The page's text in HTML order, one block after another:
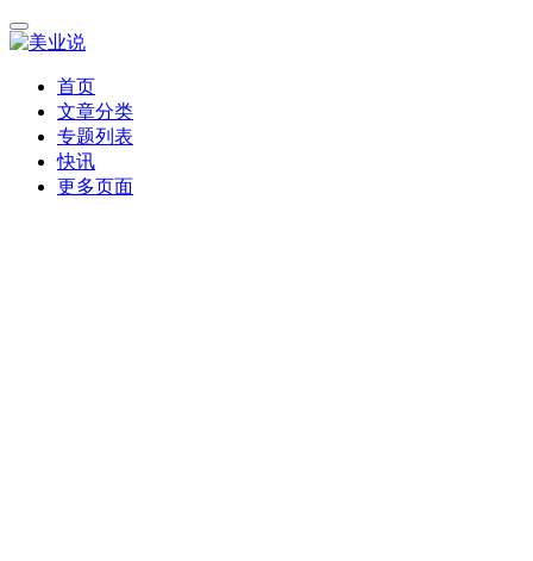
首页
文章分类
专题列表
快讯
更多页面